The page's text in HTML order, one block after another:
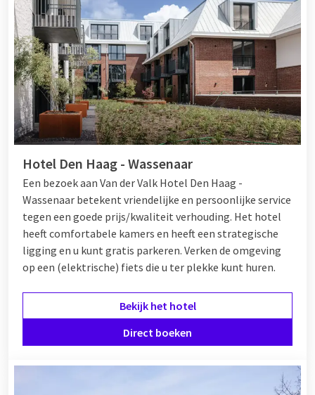
Hotel Den Haag - Wassenaar
Een bezoek aan Van der Valk Hotel Den Haag -
Wassenaar betekent vriendelijke en persoonlijke service
tegen een goede prijs/kwaliteit verhouding. Het hotel
heeft comfortabele kamers en heeft een strategische
ligging en u kunt gratis parkeren. Verken de omgeving
op een (elektrische) fiets die u ter plekke kunt huren.
Bekijk het hotel
Direct boeken